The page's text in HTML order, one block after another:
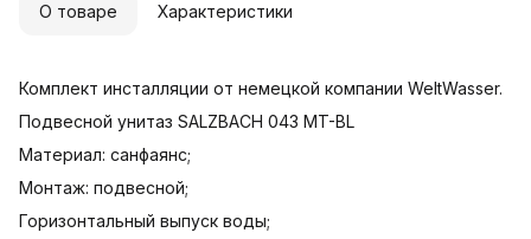
О товаре Характеристики
Комплект инсталляции от немецкой компании WeltWasser.
Подвесной унитаз SALZBACH 043 MT-BL
Материал: санфаянс;
Монтаж: подвесной;
Горизонтальный выпуск воды;